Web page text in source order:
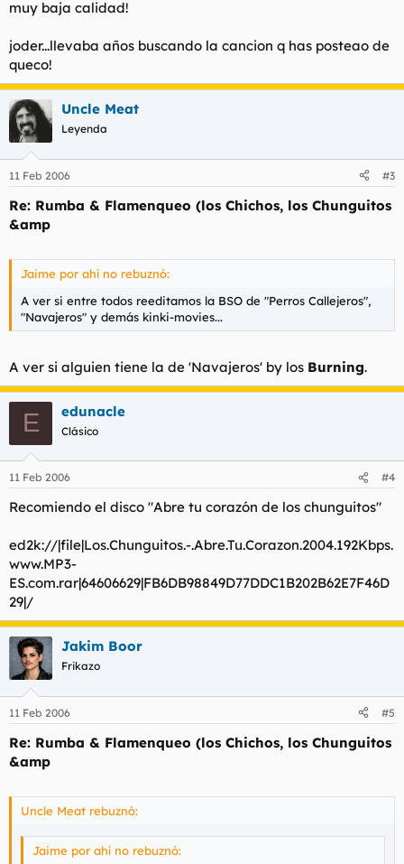
muy baja calidad!
joder...llevaba años buscando la cancion q has posteao de
queco!
Uncle Meat
Leyenda
11 Feb 2006 #3
Re: Rumba & Flamenqueo (los Chichos, los Chunguitos
&amp
Jaime por ahí no rebuznó:
A ver si entre todos reeditamos la BSO de "Perros Callejeros",
"Navajeros" y demás kinki-movies...
A ver si alguien tiene la de 'Navajeros' by los Burning.
E edunacle
Clásico
11 Feb 2006 #4
Recomiendo el disco "Abre tu corazón de los chunguitos"
ed2k://|file|Los.Chunguitos.-.Abre.Tu.Corazon.2004.192Kbps.
www.MP3-
ES.com.rar|64606629|FB6DB98849D77DDC1B202B62E7F46D
29|/
Jakim Boor
Frikazo
11 Feb 2006 #5
Re: Rumba & Flamenqueo (los Chichos, los Chunguitos
&amp
Uncle Meat rebuznó:
Jaime por ahí no rebuznó: